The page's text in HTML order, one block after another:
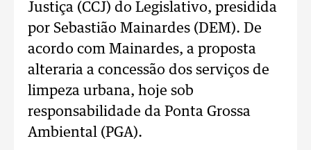
Justiça (CCJ) do Legislativo, presidida
por Sebastião Mainardes (DEM). De
acordo com Mainardes, a proposta
alteraria a concessão dos serviços de
limpeza urbana, hoje sob
responsabilidade da Ponta Grossa
Ambiental (PGA).